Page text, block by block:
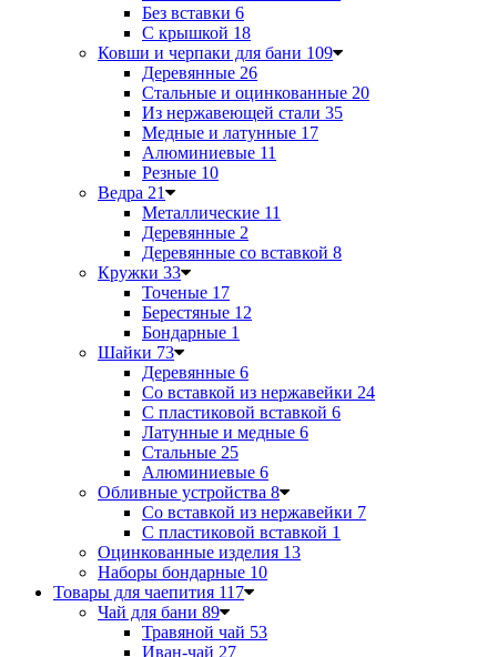
Без вставки 6
С крышкой 18
Ковши и черпаки для бани 109
Деревянные 26
Стальные и оцинкованные 20
Из нержавеющей стали 35
Медные и латунные 17
Алюминиевые 11
Резные 10
Ведра 21
Металлические 11
Деревянные 2
Деревянные со вставкой 8
Кружки 33
Точеные 17
Берестяные 12
Бондарные 1
Шайки 73
Деревянные 6
Со вставкой из нержавейки 24
С пластиковой вставкой 6
Латунные и медные 6
Стальные 25
Алюминиевые 6
Обливные устройства 8
Со вставкой из нержавейки 7
С пластиковой вставкой 1
Оцинкованные изделия 13
Наборы бондарные 10
Товары для чаепития 117
Чай для бани 89
Травяной чай 53
Иван-чай 27